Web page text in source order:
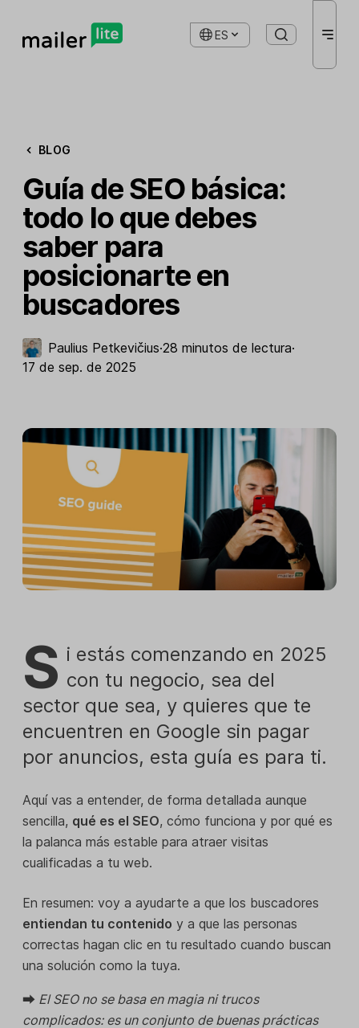
ES
BLOG
Guía de SEO básica:
todo lo que debes
saber para
posicionarte en
buscadores
Paulius Petkevičius·28 minutos de lectura·
17 de sep. de 2025
S i estás comenzando en 2025
con tu negocio, sea del
sector que sea, y quieres que te
encuentren en Google sin pagar
por anuncios, esta guía es para ti.
Aquí vas a entender, de forma detallada aunque
sencilla, qué es el SEO, cómo funciona y por qué es
la palanca más estable para atraer visitas
cualificadas a tu web.
En resumen: voy a ayudarte a que los buscadores
entiendan tu contenido y a que las personas
correctas hagan clic en tu resultado cuando buscan
una solución como la tuya.
⮕ El SEO no se basa en magia ni trucos
complicados: es un conjunto de buenas prácticas